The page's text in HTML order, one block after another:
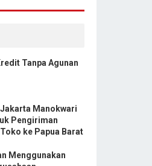
Tanpa Agunan
Manokwari
Pengiriman
ke Papua Barat
Menggunakan